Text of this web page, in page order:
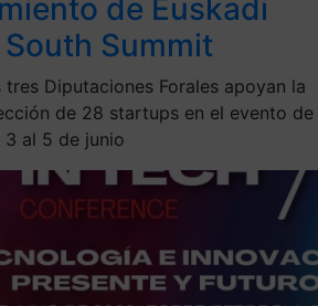
de Euskadi
Summit
Diputaciones Forales apoyan la
de 28 startups en el evento de
al 5 de junio